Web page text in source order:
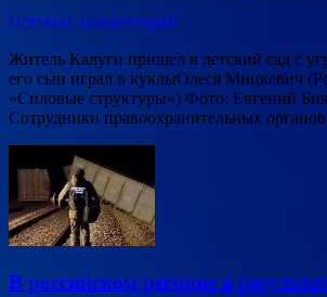
Оставьте комментарий
Житель Калуги пришел в детский сад с
его сын играл в куклыОлеся Мицкевич
«Силовые структуры») Фото: Евгений
Сотрудники правоохранительных
В российском регионе в